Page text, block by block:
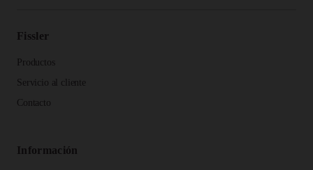
Fissler
Productos
Servicio al cliente
Contacto
Información